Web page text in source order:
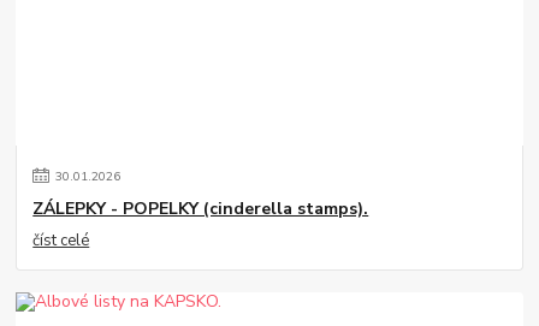
30.01.2026
ZÁLEPKY - POPELKY (cinderella stamps).
číst celé